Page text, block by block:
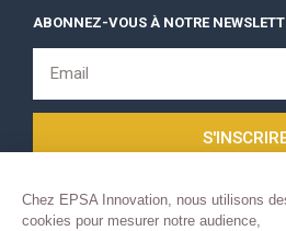
Chez EPSA Innovation, nous utilisons
cookies pour mesurer notre audience,
ABONNEZ-VOUS À NOTRE